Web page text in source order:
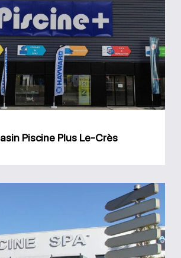
Piscine
Plus
Le-
Crès
Piscine Plus Le-Crès
Piscine
Bédarieux